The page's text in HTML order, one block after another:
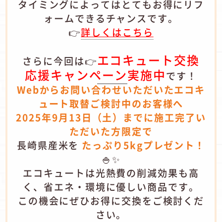
タイミングによってはとてもお得にリフ
ォームできるチャンスです。
👉詳しくはこちら
さらに今回は👉エコキュート交換
応援キャンペーン実施中です！
Webからお問い合わせいただいたエコキ
ュート取替ご検討中のお客様へ
2025年9月13日（土）までに施工完了い
ただいた方限定で
長崎県産米を たっぷり5kgプレゼント！
🍚✨
エコキュートは光熱費の削減効果も高
く、省エネ・環境に優しい商品です。
この機会にぜひお得に交換をご検討くだ
さい。